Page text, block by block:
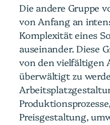
Die andere Gruppe
von Anfang an
Komplexität eines
auseinander. Diese
von den vielfältigen
überwältigt zu
Preisgestaltung,